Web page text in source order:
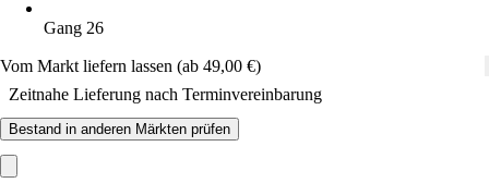
Gang 26
Vom Markt liefern lassen (ab 49,00 €)
Zeitnahe Lieferung nach Terminvereinbarung
Bestand in anderen Märkten prüfen